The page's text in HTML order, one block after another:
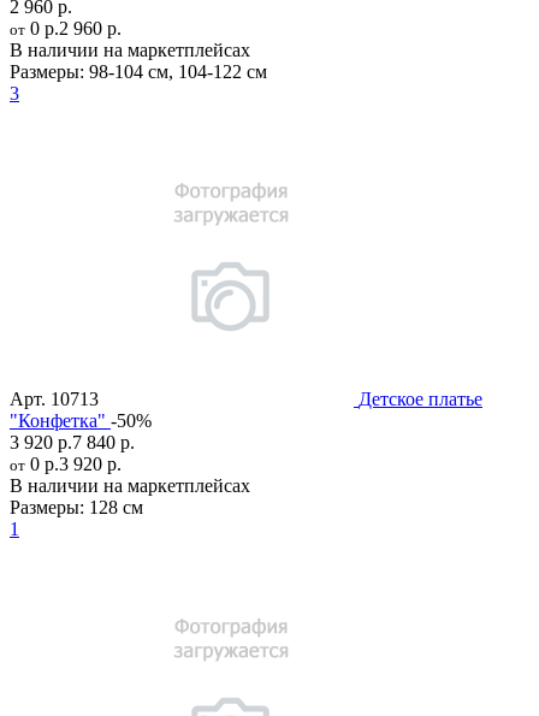
2 960 р.
от 0 р.2 960 р.
В наличии на маркетплейсах
Размеры: 98-104 см, 104-122 см
3
Арт. 10713
Детское платье
"Конфетка" -50%
3 920 р.7 840 р.
от 0 р.3 920 р.
В наличии на маркетплейсах
Размеры: 128 см
1